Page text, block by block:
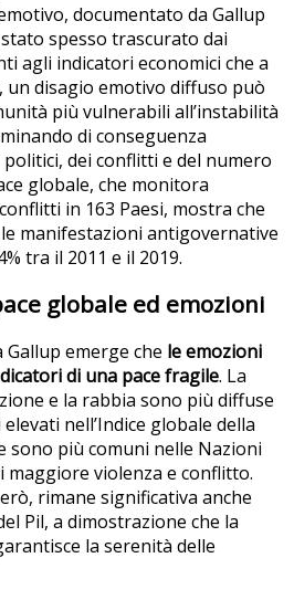
documentato da Gallup
spesso trascurato dai
agli indicatori economici che a
un disagio emotivo diffuso può
più vulnerabili all’instabilità
di conseguenza
dei conflitti e del numero
globale, che monitora
in 163 Paesi, mostra che
manifestazioni antigovernative
tra il 2011 e il 2019.
globale ed emozioni
Gallup emerge che le emozioni
di una pace fragile. La
e la rabbia sono più diffuse
nell’Indice globale della
sono più comuni nelle Nazioni
maggiore violenza e conflitto.
rimane significativa anche
Pil, a dimostrazione che la
la serenità delle